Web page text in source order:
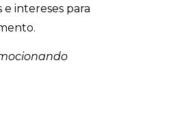
intereses para